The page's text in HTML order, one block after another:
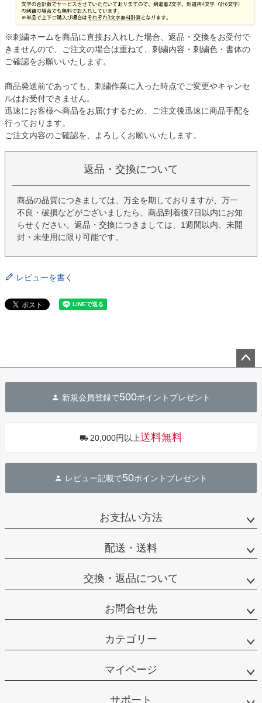
※刺繍ネームを商品に直接お入れした場合、返品・交換をお受付で
きませんので、ご注文の場合は重ねて、刺繍内容・刺繍色・書体の
ご確認をお願いいたします。
商品発送前であっても、刺繍作業に入った時点でご変更やキャンセ
ルはお受付できません。
迅速にお客様へ商品をお届けするため、ご注文後迅速に商品手配を
行っております。
ご注文内容のご確認を、よろしくお願いいたします。
返品・交換について
商品の品質につきましては、万全を期しておりますが、万一
不良・破損などがございましたら、商品到着後7日以内にお知
らせください。返品・交換につきましては、1週間以内、未開
封・未使用に限り可能です。
レビューを書く
へ
新規会員登録で500ポイントプレゼント
20,000円以上送料無料
レビュー記載で50ポイントプレゼント
お支払い方法
配送・送料
交換・返品について
お問合せ先
カテゴリー
マイページ
サポート